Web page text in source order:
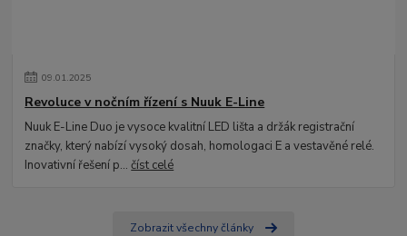
09.01.2025
Revoluce v nočním řízení s Nuuk E-Line
Nuuk E-Line Duo je vysoce kvalitní LED lišta a držák registrační
značky, který nabízí vysoký dosah, homologaci E a vestavěné relé.
Inovativní řešení p...číst celé
Zobrazit všechny články